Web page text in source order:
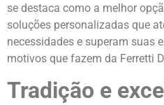
se destaca como a melhor
soluções personalizadas que
necessidades e superam suas
motivos que fazem da Ferretti
Tradição e